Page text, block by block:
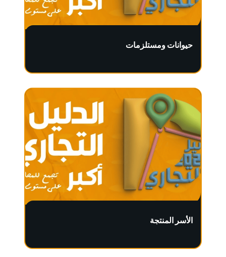
حيوانات ومستلزمات
الأسر المنتجة